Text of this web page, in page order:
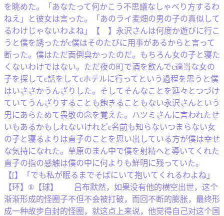
を眺めた。「あなたって何かこう不思議なしゃべり方するわ
ねえ」と彼女は言った。「あのライ麦畑の男の子の真似して
るわけじゃないわよね」【 】永沢さんは何度か遊びに行こ
うと僕を誘ったがc僕はそのたびに用事があるからと言って
断った。僕はただ面倒臭かったのだ。もちろん女の子と寝た
くないわけではない。ただ夜の町で酒を飲んでc適当な女の
子を探してc話をしてcホテルに行ってという過程を思うと僕
はいささかうんざりした。そしてそんなことを延々とつづけ
ていてうんざりすることも飽きることもない永沢さんという
男にあらためて畏敬の念を覚えた。ハツミさんに言われたせ
いもあるかもしれないけれどc名前も知らないつまらない女
の子と寝るよりは直子のことを思い出している方が僕は幸せ
な気持になれた。草原のまん中で僕を射精へと導いてくれた
直子の指の感触は僕の中に何よりも鮮明に残っていた。
【[】「でも私が眠るまでそばにいて抱いてくれるわよね」
【环】®【球】 吕布默然，如果没有他的横空出世，这个
渐渐形成的怪圈子不但不会被打破，而回不断的膨胀，最终形
成一种故步自封的怪圈，就这点上来说，他觉得自己对这个国